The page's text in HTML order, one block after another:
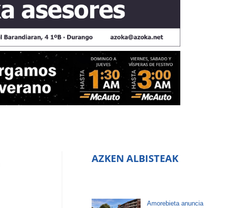
AZKEN ALBISTEAK
Amorebieta anuncia